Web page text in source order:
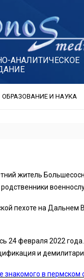
АНАЛИТИЧЕСКОЕ
ОБРАЗОВАНИЕ И НАУКА
житель
пехоте на Дальнем
24 февраля 2022
и
знакомого в